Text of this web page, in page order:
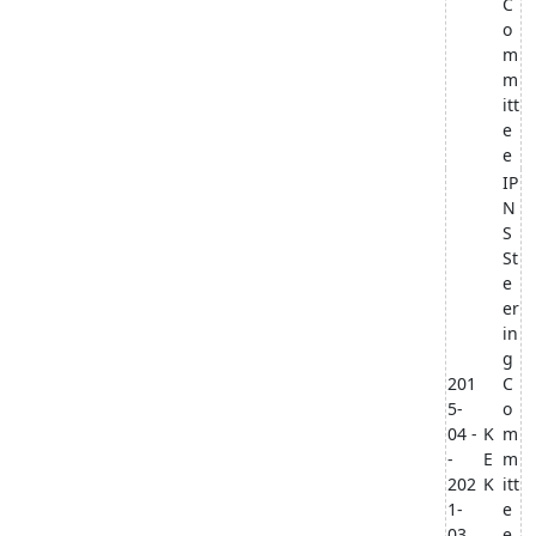
o
m
m
itt
e
e
201
5-
04 -
-
202
1-
K
E
K
IP
N
S
St
e
er
in
g
C
o
m
m
itt
e